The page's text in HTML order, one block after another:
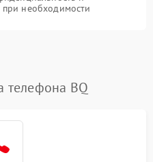
необходимости
телефона BQ